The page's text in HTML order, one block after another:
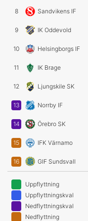
8 Sandvikens IF
9 IK Oddevold
10 Helsingborgs IF
11 IK Brage
12 Ljungskile SK
13 Norrby IF
14 Örebro SK
15 IFK Värnamo
16 GIF Sundsvall
Uppflyttning
Uppflyttningskval
Nedflyttningskval
Nedflyttning